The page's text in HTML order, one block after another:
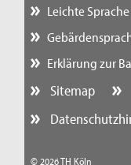
Leichte Sprache
Erklärung zur
Sitemap
© 2026 TH Köln